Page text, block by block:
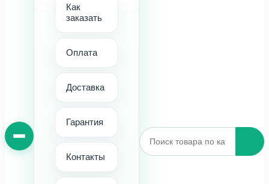
Как
заказать
Оплата
Доставка
Гарантия
Контакты